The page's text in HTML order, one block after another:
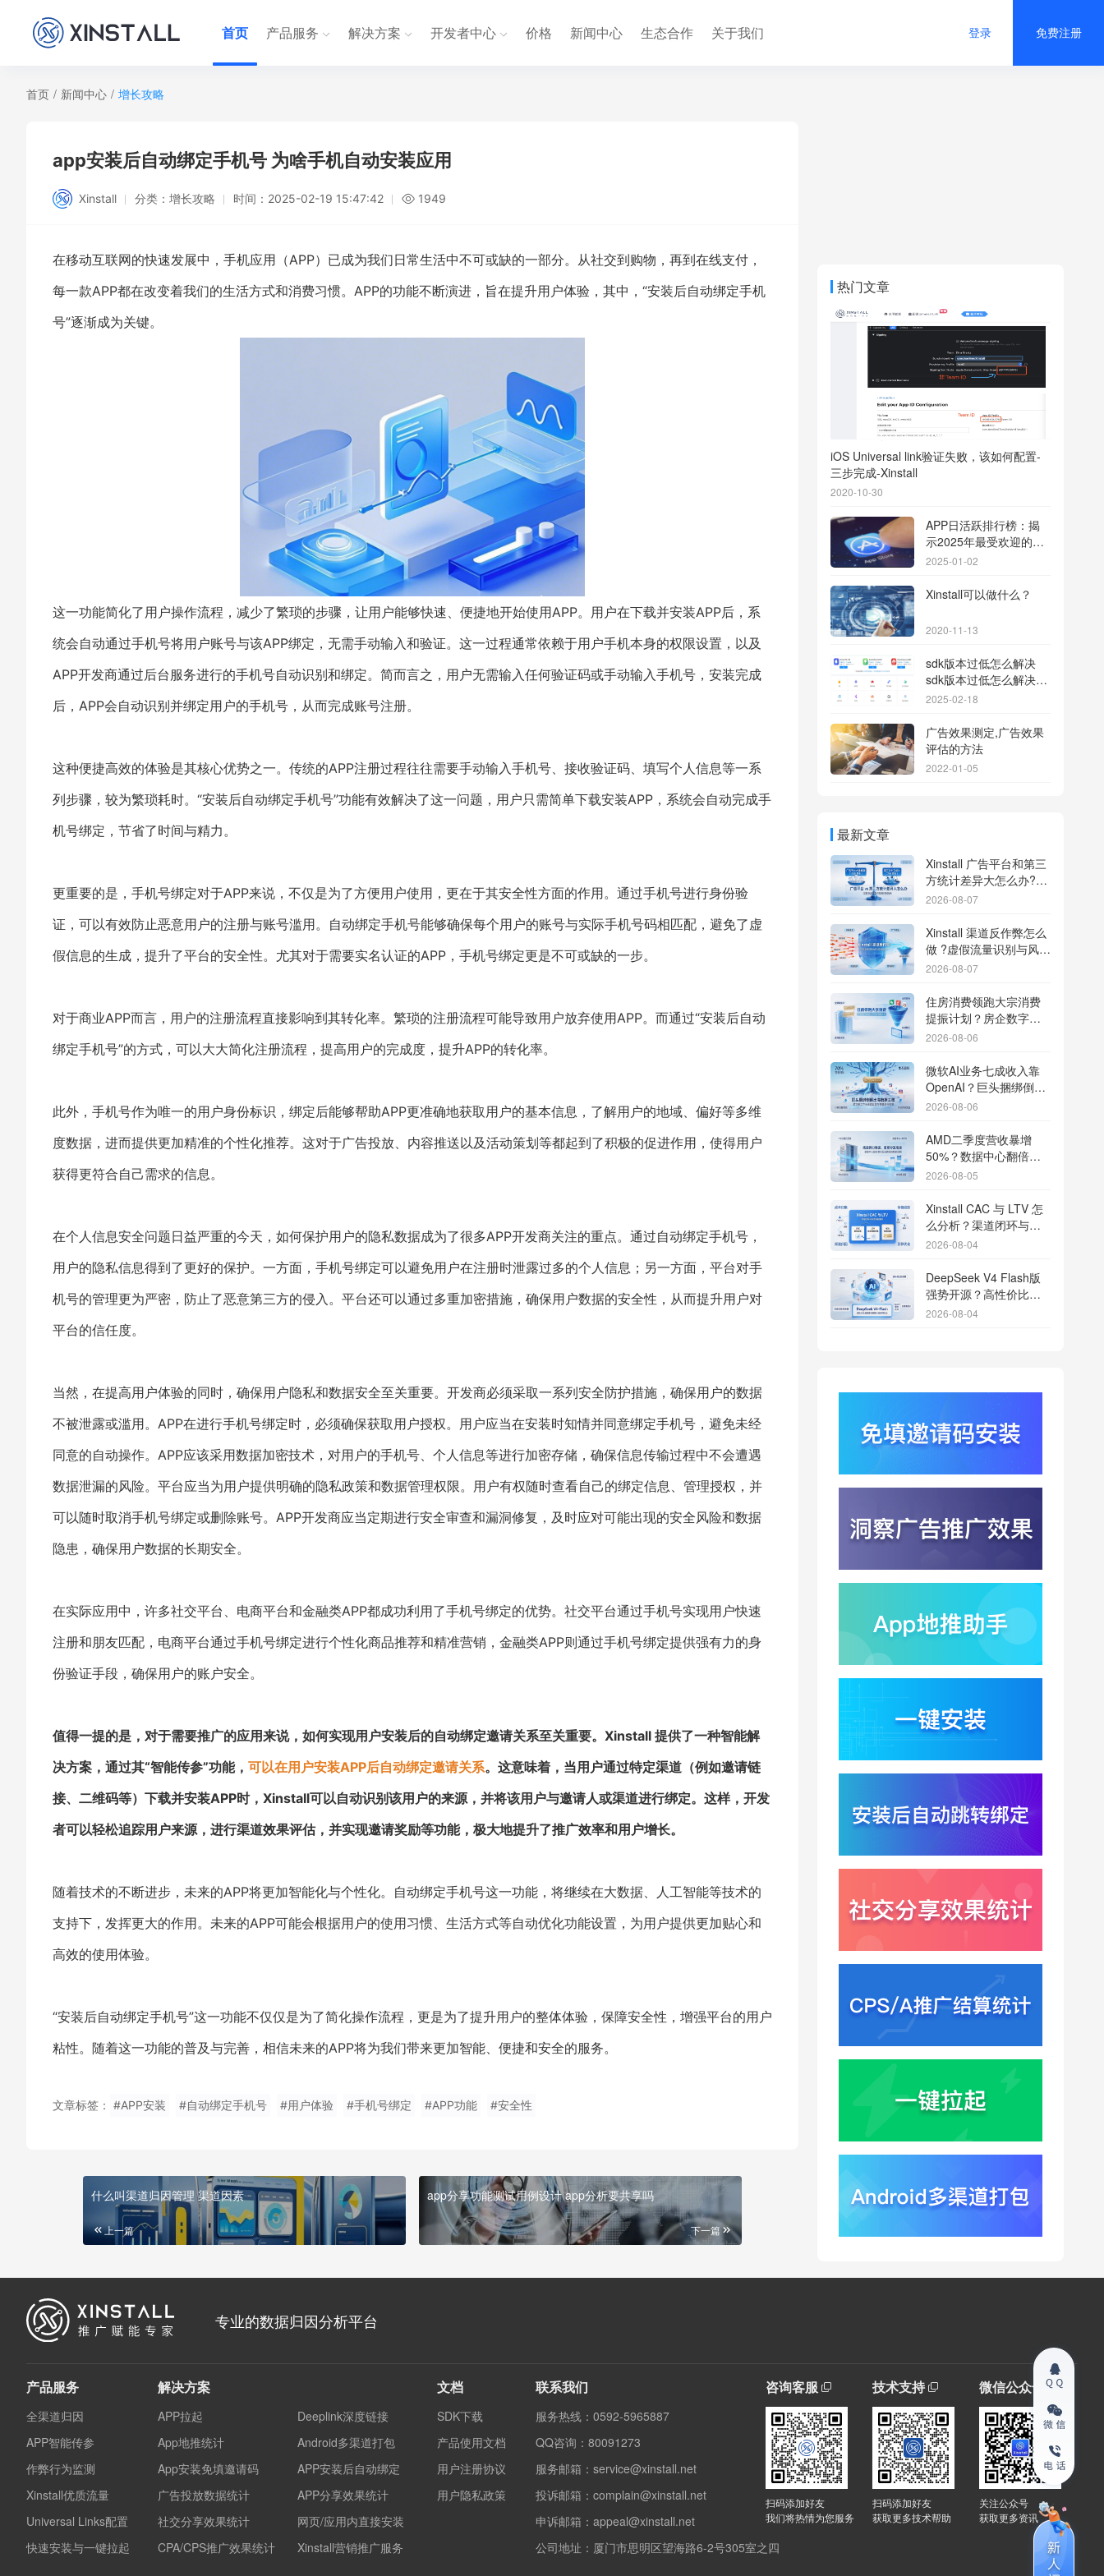
首页 产品服务 解决方案 开发者中心 价格 新闻中心 生态合作 关于我们 登录 免费注册
首页 / 新闻中心 / 增长攻略
app安装后自动绑定手机号 为啥手机自动安装应用
Xinstall 分类： 增长攻略 时间： 2025-02-19 15:47:42 1949
在移动互联网的快速发展中，手机应用（APP）已成为我们日常生活中不可或缺的一部分。从社交到购物，再到在线支付，
每一款APP都在改变着我们的生活方式和消费习惯。APP的功能不断演进，旨在提升用户体验，其中，“安装后自动绑定手机
号”逐渐成为关键。
这一功能简化了用户操作流程，减少了繁琐的步骤，让用户能够快速、便捷地开始使用APP。用户在下载并安装APP后，系
统会自动通过手机号将用户账号与该APP绑定，无需手动输入和验证。这一过程通常依赖于用户手机本身的权限设置，以及
APP开发商通过后台服务进行的手机号自动识别和绑定。简而言之，用户无需输入任何验证码或手动输入手机号，安装完成
后，APP会自动识别并绑定用户的手机号，从而完成账号注册。
这种便捷高效的体验是其核心优势之一。传统的APP注册过程往往需要手动输入手机号、接收验证码、填写个人信息等一系
列步骤，较为繁琐耗时。“安装后自动绑定手机号”功能有效解决了这一问题，用户只需简单下载安装APP，系统会自动完成手
机号绑定，节省了时间与精力。
更重要的是，手机号绑定对于APP来说，不仅是为了方便用户使用，更在于其安全性方面的作用。通过手机号进行身份验
证，可以有效防止恶意用户的注册与账号滥用。自动绑定手机号能够确保每个用户的账号与实际手机号码相匹配，避免了虚
假信息的生成，提升了平台的安全性。尤其对于需要实名认证的APP，手机号绑定更是不可或缺的一步。
对于商业APP而言，用户的注册流程直接影响到其转化率。繁琐的注册流程可能导致用户放弃使用APP。而通过“安装后自动
绑定手机号”的方式，可以大大简化注册流程，提高用户的完成度，提升APP的转化率。
此外，手机号作为唯一的用户身份标识，绑定后能够帮助APP更准确地获取用户的基本信息，了解用户的地域、偏好等多维
度数据，进而提供更加精准的个性化推荐。这对于广告投放、内容推送以及活动策划等都起到了积极的促进作用，使得用户
获得更符合自己需求的信息。
在个人信息安全问题日益严重的今天，如何保护用户的隐私数据成为了很多APP开发商关注的重点。通过自动绑定手机号，
用户的隐私信息得到了更好的保护。一方面，手机号绑定可以避免用户在注册时泄露过多的个人信息；另一方面，平台对手
机号的管理更为严密，防止了恶意第三方的侵入。平台还可以通过多重加密措施，确保用户数据的安全性，从而提升用户对
平台的信任度。
当然，在提高用户体验的同时，确保用户隐私和数据安全至关重要。开发商必须采取一系列安全防护措施，确保用户的数据
不被泄露或滥用。APP在进行手机号绑定时，必须确保获取用户授权。用户应当在安装时知情并同意绑定手机号，避免未经
同意的自动操作。APP应该采用数据加密技术，对用户的手机号、个人信息等进行加密存储，确保信息传输过程中不会遭遇
数据泄漏的风险。平台应当为用户提供明确的隐私政策和数据管理权限。用户有权随时查看自己的绑定信息、管理授权，并
可以随时取消手机号绑定或删除账号。APP开发商应当定期进行安全审查和漏洞修复，及时应对可能出现的安全风险和数据
隐患，确保用户数据的长期安全。
在实际应用中，许多社交平台、电商平台和金融类APP都成功利用了手机号绑定的优势。社交平台通过手机号实现用户快速
注册和朋友匹配，电商平台通过手机号绑定进行个性化商品推荐和精准营销，金融类APP则通过手机号绑定提供强有力的身
份验证手段，确保用户的账户安全。
值得一提的是，对于需要推广的应用来说，如何实现用户安装后的自动绑定邀请关系至关重要。Xinstall 提供了一种智能解
决方案，通过其“智能传参”功能， 可以在用户安装APP后自动绑定邀请关系。这意味着，当用户通过特定渠道（例如邀请链
接、二维码等）下载并安装APP时，Xinstall可以自动识别该用户的来源，并将该用户与邀请人或渠道进行绑定。这样，开发
者可以轻松追踪用户来源，进行渠道效果评估，并实现邀请奖励等功能，极大地提升了推广效率和用户增长。
随着技术的不断进步，未来的APP将更加智能化与个性化。自动绑定手机号这一功能，将继续在大数据、人工智能等技术的
支持下，发挥更大的作用。未来的APP可能会根据用户的使用习惯、生活方式等自动优化功能设置，为用户提供更加贴心和
高效的使用体验。
“安装后自动绑定手机号”这一功能不仅仅是为了简化操作流程，更是为了提升用户的整体体验，保障安全性，增强平台的用户
粘性。随着这一功能的普及与完善，相信未来的APP将为我们带来更加智能、便捷和安全的服务。
文章标签： #APP安装 #自动绑定手机号 #用户体验 #手机号绑定 #APP功能 #安全性
什么叫渠道归因管理 渠道因素
上一篇
app分享功能测试用例设计 app分析要共享吗
下一篇
热门文章
iOS Universal link验证失败，该如何配置-
三步完成-Xinstall
2020-10-30
APP日活跃排行榜：揭
示2025年最受欢迎的应
用背后的秘密
2025-01-02
Xinstall可以做什么？
2020-11-13
sdk版本过低怎么解决
sdk版本过低怎么解决华
为
2025-02-18
广告效果测定,广告效果
评估的方法
2022-01-05
最新文章
Xinstall 广告平台和第三
方统计差异大怎么办?数
据误差排查指南
2026-08-07
Xinstall 渠道反作弊怎么
做 ?虚假流量识别与风控
防刷解析
2026-08-07
住房消费领跑大宗消费
提振计划？房企数字化
转型加速线下场景智能
2026-08-06
微软AI业务七成收入靠
OpenAI？巨头捆绑倒逼
出海App独立追踪全渠道
2026-08-06
AMD二季度营收暴增
50%？数据中心翻倍增
长驱动跨端分发新底座
2026-08-05
Xinstall CAC 与 LTV 怎
么分析？渠道闭环与投
放回报解析
2026-08-04
DeepSeek V4 Flash版
强势开源？高性价比基
座模型重塑长尾应用全
2026-08-04
行云科技算力订单超154
亿？底座产能扩张激活
AI应用多终端流转新周
2026-08-04
苹果带摄像头的 AirPods
爆硬件分发与全渠道归
因升级
2026-08-03
GPT5.6？超低价API引
爆智能体工具免填码安
蚂蚁灵波首轮拟募资15
亿？具身智能加速产业
落地凸显全链路设备归
2000亿美元？云与广告
双轮驱动下B端应用迎来
分发与归因重构
2026-07-31
千问已在特斯拉车机内
测？大模型上车打通跨
端服务与全渠道归因新
闭环
2026-07-31
Win11七月更新上线？桌
面环境能力升级加速PC
专业的数据归因分析平台
产品服务
全渠道归因
APP智能传参
作弊行为监测
Xinstall优质流量
Universal Links配置
快速安装与一键拉起
解决方案
APP拉起
Deeplink深度链接
App地推统计
Android多渠道打包
App安装免填邀请码
APP安装后自动绑定
广告投放数据统计
APP分享效果统计
社交分享效果统计
网页/应用内直接安装
CPA/CPS推广效果统计
Xinstall营销推广服务
文档
SDK下载
产品使用文档
用户注册协议
用户隐私政策
联系我们
服务热线：0592-5965887
QQ咨询：80091273
服务邮箱：service@xinstall.net
投诉邮箱：complain@xinstall.net
申诉邮箱：appeal@xinstall.net
公司地址：厦门市思明区望海路6-2号305室之四
咨询客服
扫码添加好友
我们将热情为您服务
技术支持
扫码添加好友
获取更多技术帮助
微信公众号
关注公众号
获取更多资讯